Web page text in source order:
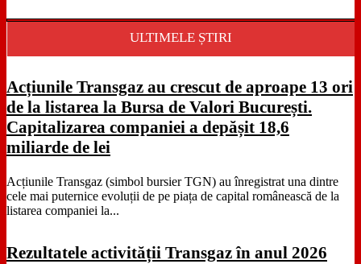
ULTIMELE ȘTIRI
Acțiunile Transgaz au crescut de aproape 13 ori
de la listarea la Bursa de Valori București.
Capitalizarea companiei a depășit 18,6
miliarde de lei
Acțiunile Transgaz (simbol bursier TGN) au înregistrat una dintre
cele mai puternice evoluții de pe piața de capital românească de la
listarea companiei la...
Rezultatele activității Transgaz în anul 2026